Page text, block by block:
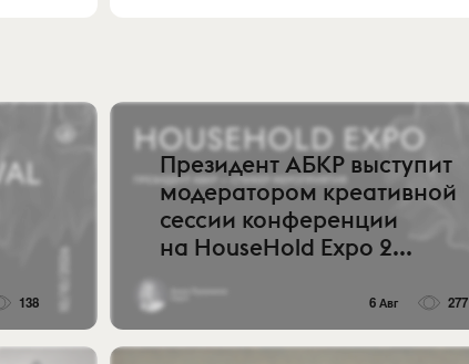
138
Президент АБКР выступит
модератором креативной
сессии конференции
на HouseHold Expo 2...
6 Авг 277